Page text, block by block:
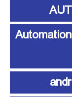
آموزش اتوماسیون صنعتی Automation